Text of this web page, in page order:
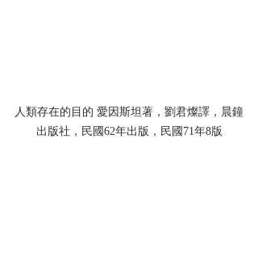
人類存在的目的 愛因斯坦著，劉君燦譯，晨鐘
出版社，民國62年出版，民國71年8版